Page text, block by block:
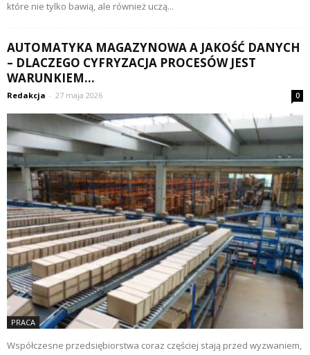
które nie tylko bawią, ale również uczą...
AUTOMATYKA MAGAZYNOWA A JAKOŚĆ DANYCH
– DLACZEGO CYFRYZACJA PROCESÓW JEST
WARUNKIEM...
Redakcja - 27 maja 2026 0
PRACA
Współczesne przedsiębiorstwa coraz częściej stają przed wyzwaniem,